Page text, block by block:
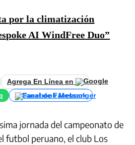
por la climatización
AI WindFree Duo”
Agrega En Línea en
Canal de Facebook
jornada del campeonato de
futbol peruano, el club Los